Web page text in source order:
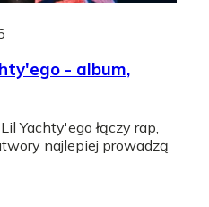
- album,
Yachty'ego łączy rap,
najlepiej prowadzą